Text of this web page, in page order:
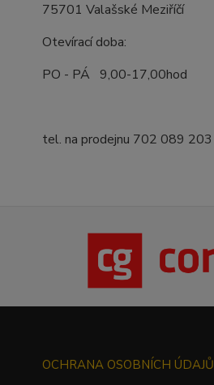
75701 Valašské Meziříčí
Otevírací doba:
PO - PÁ 9,00-17,00hod
tel. na prodejnu 702 089 203
OCHRANA OSOBNÍCH ÚDAJŮ